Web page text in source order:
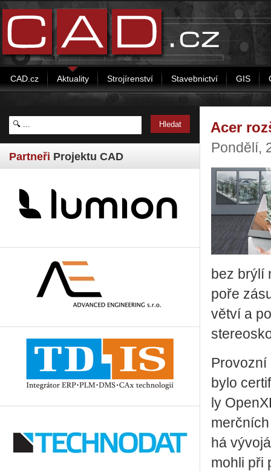
CAD.cz Aktuality Strojírenství Stavebnictví GIS
Partneři Projektu CAD
Acer
Pondělí,
bez brýlí
po­ře
vět­ví a
Pro­voz­ní
bylo
ly
há
mohli při